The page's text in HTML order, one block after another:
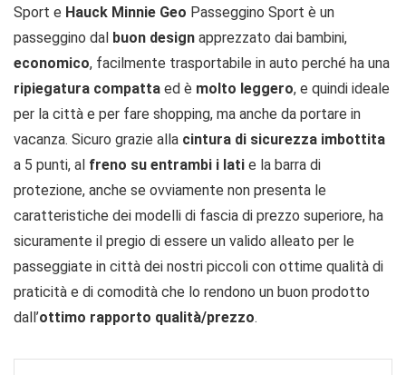
Sport e Hauck Minnie Geo Passeggino Sport è un
passeggino dal buon design apprezzato dai bambini,
economico, facilmente trasportabile in auto perché ha una
ripiegatura compatta ed è molto leggero, e quindi ideale
per la città e per fare shopping, ma anche da portare in
vacanza. Sicuro grazie alla cintura di sicurezza imbottita
a 5 punti, al freno su entrambi i lati e la barra di
protezione, anche se ovviamente non presenta le
caratteristiche dei modelli di fascia di prezzo superiore, ha
sicuramente il pregio di essere un valido alleato per le
passeggiate in città dei nostri piccoli con ottime qualità di
praticità e di comodità che lo rendono un buon prodotto
dall’ottimo rapporto qualità/prezzo.